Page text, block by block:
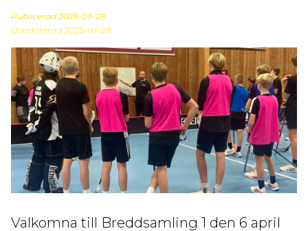
Publicerad 2025-03-28
Uppdaterad 2025-03-28
Välkomna till Breddsamling 1 den 6 april